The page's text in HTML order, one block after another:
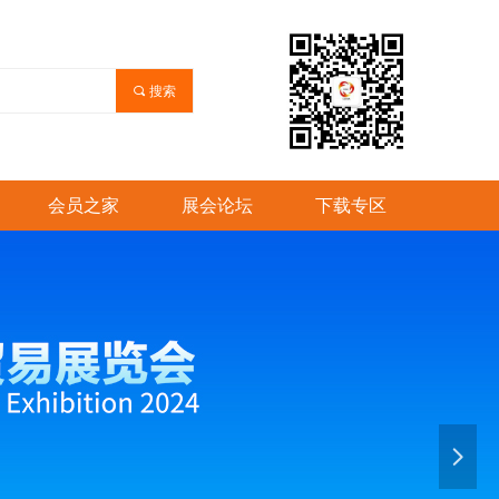
끠 搜索
会员之家 展会论坛 下载专区
넲